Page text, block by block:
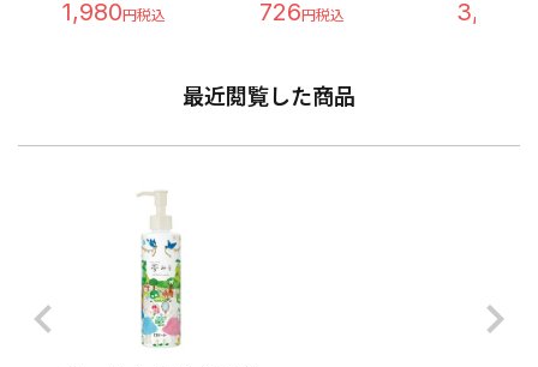
1,980 726 3,850
最近閲覧した商品